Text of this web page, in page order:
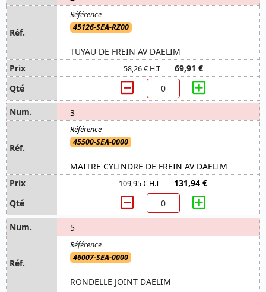
45126-SEA-RZ00
TUYAU DE FREIN AV DAELIM
58,26 € H.T 69,91 €
3
45500-SEA-0000
MAITRE CYLINDRE DE FREIN AV DAELIM
109,95 € H.T 131,94 €
5
46007-SEA-0000
RONDELLE JOINT DAELIM